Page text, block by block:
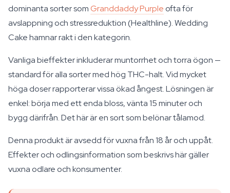
dominanta sorter somGranddaddy Purple ofta för
avslappning och stressreduktion (Healthline). Wedding
Cake hamnar rakt i den kategorin.
Vanliga bieffekter inkluderar muntorrhet och torra ögon —
standard för alla sorter med hög THC-halt. Vid mycket
höga doser rapporterar vissa ökad ångest. Lösningen är
enkel: börja med ett enda bloss, vänta 15 minuter och
bygg därifrån. Det här är en sort som belönar tålamod.
Denna produkt är avsedd för vuxna från 18 år och uppåt.
Effekter och odlingsinformation som beskrivs här gäller
vuxna odlare och konsumenter.